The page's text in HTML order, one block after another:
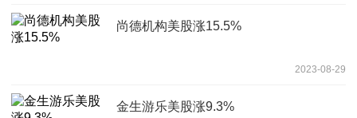
尚德机构美股涨15.5%
2023-08-29
金生游乐美股涨9.3%